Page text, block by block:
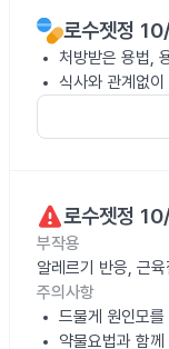
로수젯정
처방받은 용법,
식사와 관계없
로수젯정
부작용
알레르기 반응, 근
주의사항
드물게 원인모
약물요법과 함